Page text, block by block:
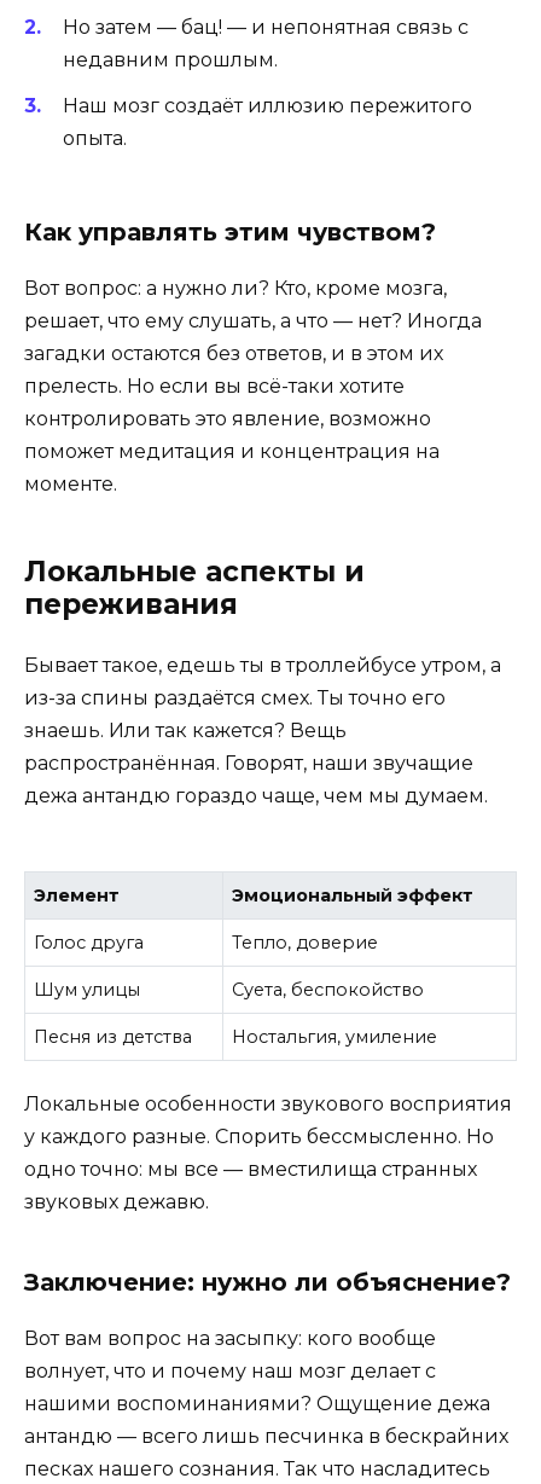
Но затем — бац! — и непонятная связь с
недавним прошлым.
Наш мозг создаёт иллюзию пережитого
опыта.
Как управлять этим чувством?
Вот вопрос: а нужно ли? Кто, кроме мозга,
решает, что ему слушать, а что — нет? Иногда
загадки остаются без ответов, и в этом их
прелесть. Но если вы всё-таки хотите
контролировать это явление, возможно
поможет медитация и концентрация на
моменте.
Локальные аспекты и
переживания
Бывает такое, едешь ты в троллейбусе утром, а
из-за спины раздаётся смех. Ты точно его
знаешь. Или так кажется? Вещь
распространённая. Говорят, наши звучащие
дежа антандю гораздо чаще, чем мы думаем.
Элемент Эмоциональный эффект
Голос друга Тепло, доверие
Шум улицы Суета, беспокойство
Песня из детства Ностальгия, умиление
Локальные особенности звукового восприятия
у каждого разные. Спорить бессмысленно. Но
одно точно: мы все — вместилища странных
звуковых дежавю.
Заключение: нужно ли объяснение?
Вот вам вопрос на засыпку: кого вообще
волнует, что и почему наш мозг делает с
нашими воспоминаниями? Ощущение дежа
антандю — всего лишь песчинка в бескрайних
песках нашего сознания. Так что насладитесь